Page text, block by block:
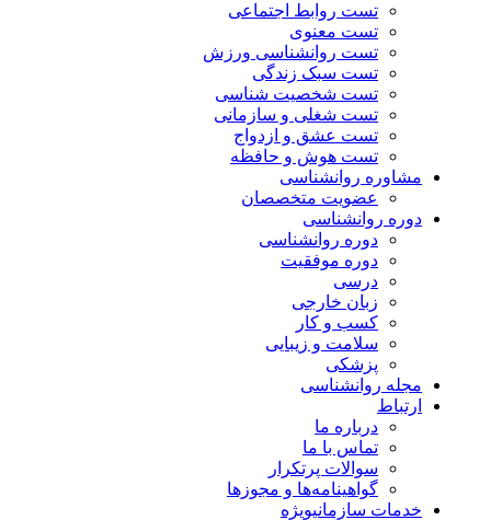
تست روابط اجتماعی
تست معنوی
تست روانشناسی ورزش
تست سبک زندگی
تست شخصیت شناسی
تست شغلی و سازمانی
تست عشق و ازدواج
تست هوش و حافظه
مشاوره روانشناسی
عضویت متخصصان
دوره روانشناسی
دوره روانشناسی
دوره موفقیت
درسی
زبان خارجی
کسب و کار
سلامت و زیبایی
پزشکی
مجله روانشناسی
ارتباط
درباره ما
تماس با ما
سوالات پرتکرار
گواهینامه‌ها و مجوزها
خدمات سازمانیویژه